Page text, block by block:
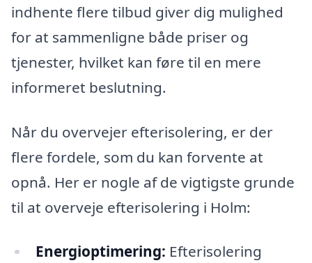
indhente flere tilbud giver dig mulighed
for at sammenligne både priser og
tjenester, hvilket kan føre til en mere
informeret beslutning.
Når du overvejer efterisolering, er der
flere fordele, som du kan forvente at
opnå. Her er nogle af de vigtigste grunde
til at overveje efterisolering i Holm:
Energioptimering: Efterisolering